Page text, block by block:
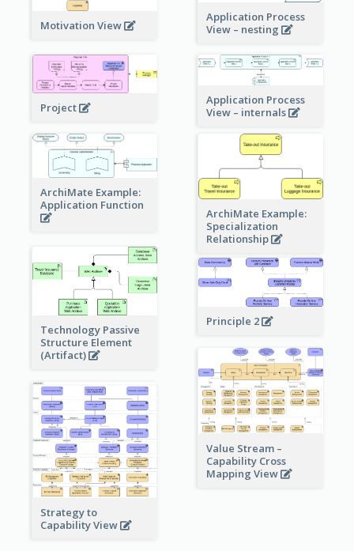
Motivation View
Application Process
View – nesting
Project
Application Process
View – internals
ArchiMate Example:
Application Function
ArchiMate Example:
Specialization
Relationship
Technology Passive
Structure Element
(Artifact)
Principle 2
Value Stream –
Capability Cross
Mapping View
Strategy to
Capability View